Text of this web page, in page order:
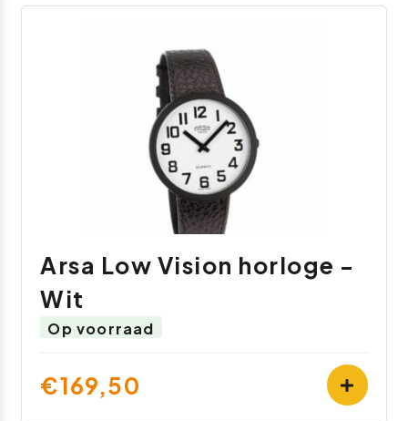
Arsa Low Vision horloge -
Wit
Op voorraad
€169,50